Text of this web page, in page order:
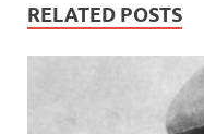
RELATED POSTS